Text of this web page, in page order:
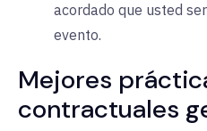
acordado que usted
evento.
Mejores
contractuales